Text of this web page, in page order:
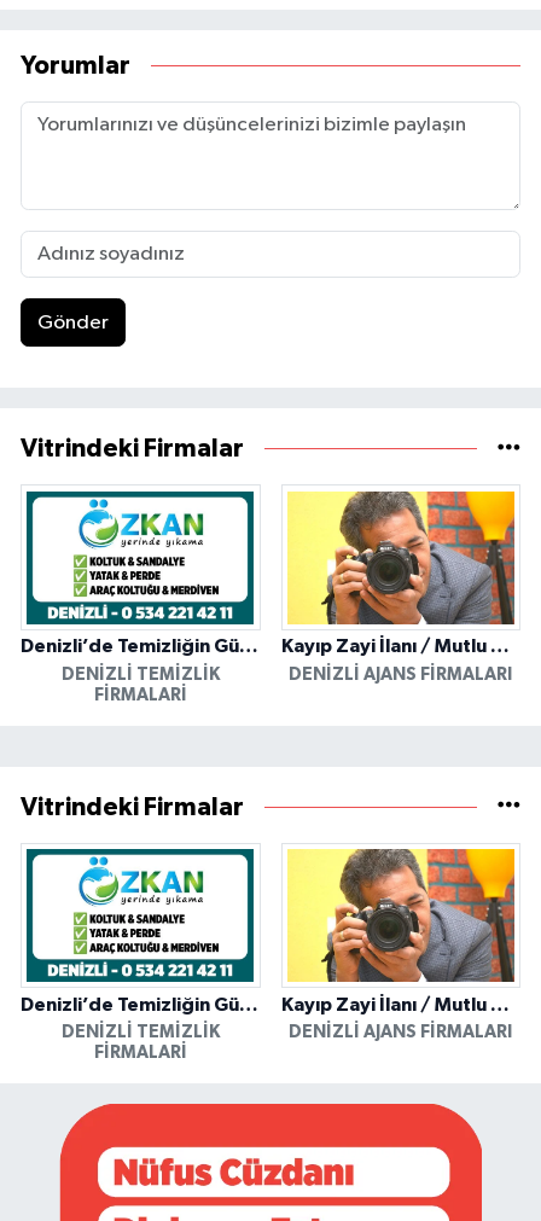
Yorumlar
Gönder
Vitrindeki Firmalar
Denizli’de Temizliğin Güvenilir Adresi: Özkan Yerinde Yıkama
DENIZLI TEMIZLIK
FIRMALARI
Kayıp Zayi İlanı / Mutlu Ajans / Denizli
DENIZLI AJANS FIRMALARI
Vitrindeki Firmalar
Denizli’de Temizliğin Güvenilir Adresi: Özkan Yerinde Yıkama
DENIZLI TEMIZLIK
FIRMALARI
Kayıp Zayi İlanı / Mutlu Ajans / Denizli
DENIZLI AJANS FIRMALARI